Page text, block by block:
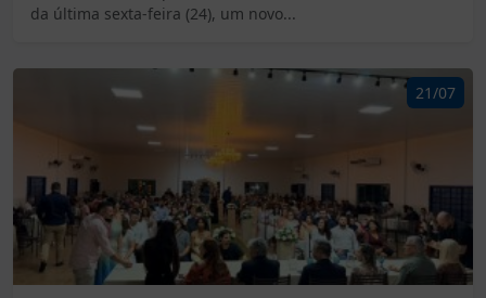
da última sexta-feira (24), um novo...
21/07